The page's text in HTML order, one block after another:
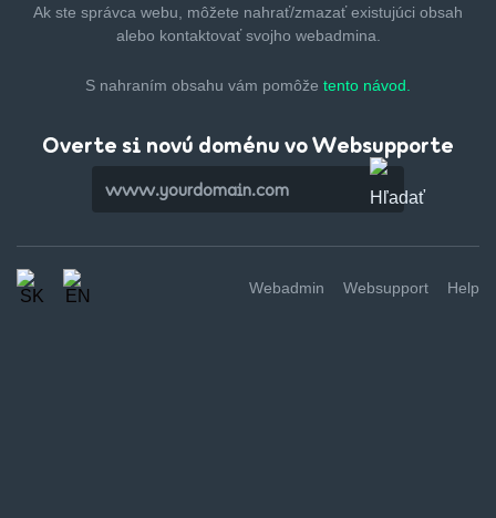
Ak ste správca webu, môžete nahrať/zmazaťexistujúci obsah
alebo kontaktovať svojho webadmina.
S nahraním obsahu vám pomôže tento návod.
Overte si novú doménu vo Websupporte
Webadmin Websupport Help